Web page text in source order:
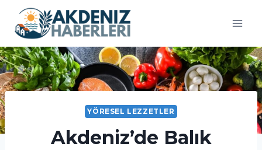
content
YÖRESEL LEZZETLER
Akdeniz’de Balık